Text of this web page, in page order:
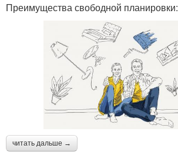
Преимущества свободной планировки:
читать дальше →